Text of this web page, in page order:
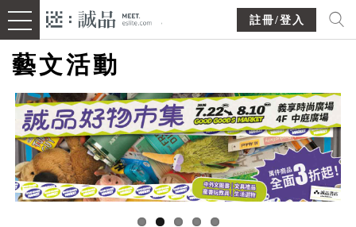
註冊/登入
藝文活動